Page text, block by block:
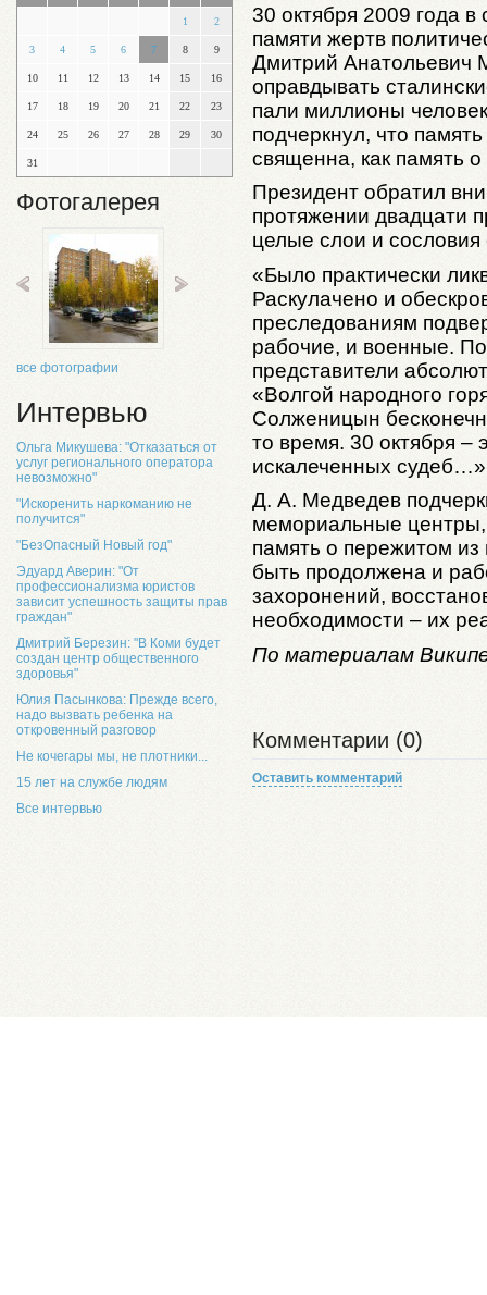
1 2
3 4 5 6 7 8 9
10 11 12 13 14 15 16
17 18 19 20 21 22 23
24 25 26 27 28 29 30
31
Фотогалерея
все фотографии
Интервью
Ольга Микушева: "Отказаться от
услуг регионального оператора
невозможно"
"Искоренить наркоманию не
получится"
"БезОпасный Новый год"
Эдуард Аверин: "От
профессионализма юристов
зависит успешность защиты прав
граждан"
Дмитрий Березин: "В Коми будет
создан центр общественного
здоровья"
Юлия Пасынкова: Прежде всего,
надо вызвать ребенка на
откровенный разговор
Не кочегары мы, не плотники...
15 лет на службе людям
Все интервью
30 октября 2009 года
памяти жертв
Дмитрий Анатольевич
оправдывать
пали миллионы
подчеркнул, что
священна, как память
Президент обратил
протяжении двадцати
целые слои и сословия
«Было практически
Раскулачено и
преследованиям
рабочие, и военные.
представители
«Волгой народного
Солженицын
то время. 30 октября –
искалеченных судеб…»
Д. А. Медведев
мемориальные центры,
память о пережитом
быть продолжена и
захоронений,
необходимости – их
По материалам
Комментарии (0)
Оставить комментарий